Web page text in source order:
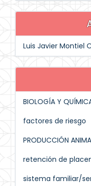
Luis Javier Montiel
BIOLOGÍA Y
factores de riesgo
PRODUCCIÓN
retención de
sistema familiar/